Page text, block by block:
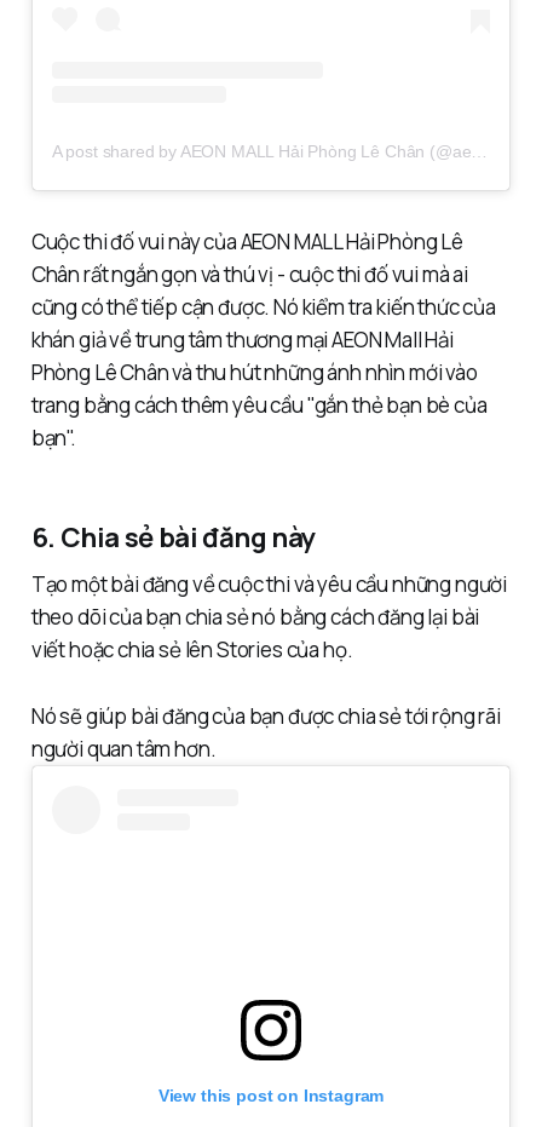
Cuộc thi đố vui này của AEON MALL Hải Phòng Lê
Chân rất ngắn gọn và thú vị - cuộc thi đố vui mà ai
cũng có thể tiếp cận được. Nó kiểm tra kiến thức của
khán giả về trung tâm thương mại AEON Mall Hải
Phòng Lê Chân và thu hút những ánh nhìn mới vào
trang bằng cách thêm yêu cầu "gắn thẻ bạn bè của
bạn".
6. Chia sẻ bài đăng này
Tạo một bài đăng về cuộc thi và yêu cầu những người
theo dõi của bạn chia sẻ nó bằng cách đăng lại bài
viết hoặc chia sẻ lên Stories của họ.
Nó sẽ giúp bài đăng của bạn được chia sẻ tới rộng rãi
người quan tâm hơn.
View this post on Instagram